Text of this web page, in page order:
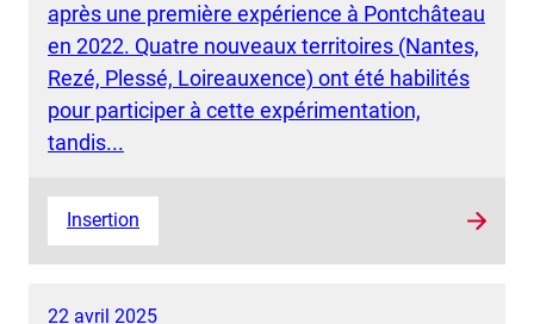
après une première expérience à Pontchâteau
en 2022. Quatre nouveaux territoires (Nantes,
Rezé, Plessé, Loireauxence) ont été habilités
pour participer à cette expérimentation,
tandis...
Insertion
22 avril 2025